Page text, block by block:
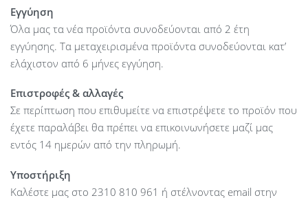
Integrated Wi-Fi : No
PCI-E x16 : 1 x PCIe 4.0 x16
PCI-E x1 : 2
Interface Serial ATA : 4 x SATA3 6.0 Gb/s
type 2260/2280 PCIe Gen4x4
M2 socket : 1 x Blazing M.2 Socket (M2_1, Key M), supports
type 2280 PCIe Gen5x4 (128 Gb/s)
Raid support : 0,1,10
Density Power Connector)
Εγγύηση
Όλα μας τα νέα προϊόντα συνοδεύονται από 2 έτη
εγγύησης. Τα μεταχειρισμένα προϊόντα συνοδεύονται κατ’
ελάχιστον από 6 μήνες εγγύηση.
Επιστροφές & αλλαγές
Σε περίπτωση που επιθυμείτε να επιστρέψετε το προϊόν που
έχετε παραλάβει θα πρέπει να επικοινωνήσετε μαζί μας
εντός 14 ημερών από την πληρωμή.
Υποστήριξη
Καλέστε μας στο 2310 810 961 ή στέλνοντας email στην